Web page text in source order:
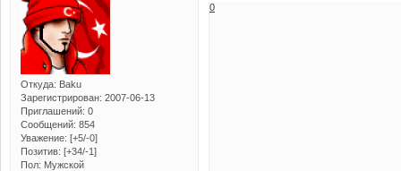
Откуда: Baku
Зарегистрирован: 2007-06-13
Приглашений: 0
Сообщений: 854
Уважение: [+5/-0]
Позитив: [+34/-1]
Пол: Мужской
0